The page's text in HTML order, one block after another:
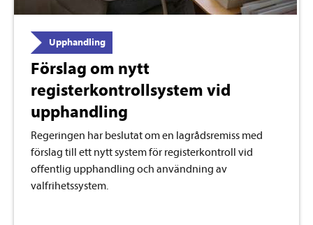
Upphandling
Förslag om nytt
registerkontrollsystem vid
upphandling
Regeringen har beslutat om en lagrådsremiss med
förslag till ett nytt system för registerkontroll vid
offentlig upphandling och användning av
valfrihetssystem.